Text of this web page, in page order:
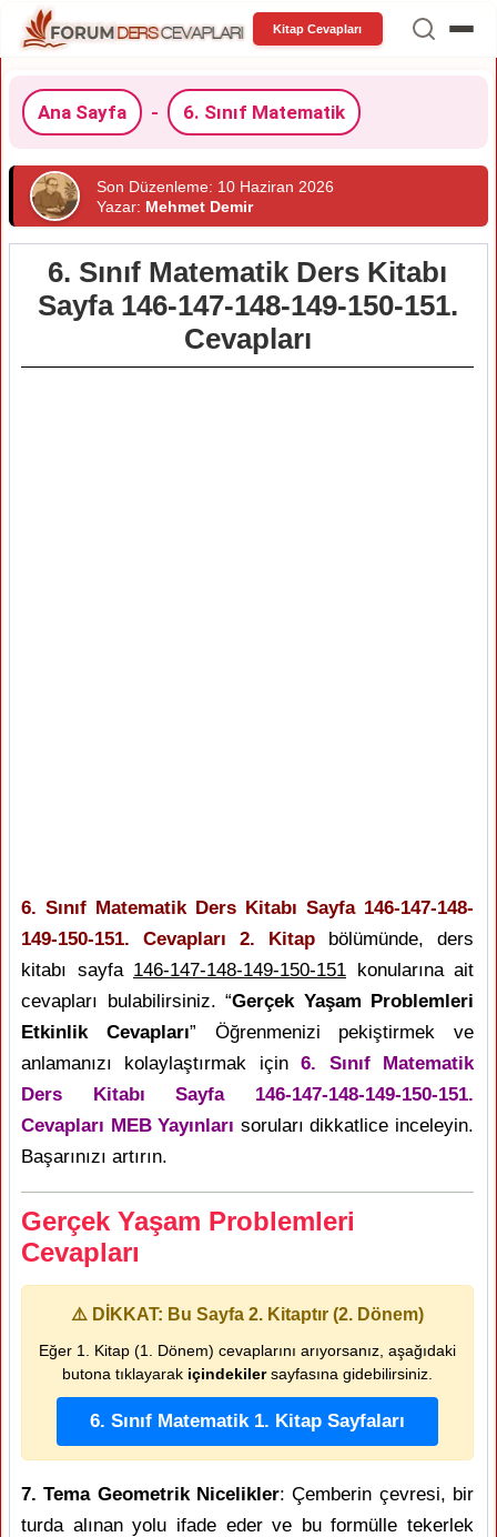
Kitap Cevapları
Ana Sayfa - 6. Sınıf Matematik
Son Düzenleme: 10 Haziran 2026
Yazar: Mehmet Demir
6. Sınıf Matematik Ders Kitabı
Sayfa 146-147-148-149-150-151.
Cevapları
6. Sınıf Matematik Ders Kitabı Sayfa 146-147-148-
149-150-151. Cevapları 2. Kitap bölümünde, ders
kitabı sayfa 146-147-148-149-150-151 konularına ait
cevapları bulabilirsiniz. “Gerçek Yaşam Problemleri
Etkinlik Cevapları” Öğrenmenizi pekiştirmek ve
anlamanızı kolaylaştırmak için6. Sınıf Matematik
Ders Kitabı Sayfa 146-147-148-149-150-151.
Cevapları MEB Yayınları soruları dikkatlice inceleyin.
Başarınızı artırın.
Gerçek Yaşam Problemleri
Cevapları
⚠️ DİKKAT: Bu Sayfa 2. Kitaptır (2. Dönem)
Eğer 1. Kitap (1. Dönem) cevaplarını arıyorsanız, aşağıdaki
butona tıklayarak içindekilersayfasına gidebilirsiniz.
6. Sınıf Matematik 1. Kitap Sayfaları
7. Tema Geometrik Nicelikler: Çemberin çevresi, bir
turda alınan yolu ifade eder ve bu formülle tekerlek